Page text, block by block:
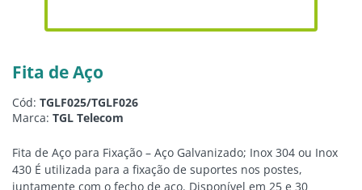
Fita de Aço
Cód: TGLF025/TGLF026
Marca: TGL Telecom
Fita de Aço para Fixação – Aço Galvanizado; Inox 304 ou Inox
430 É utilizada para a fixação de suportes nos postes,
juntamente com o fecho de aço. Disponível em 25 e 30